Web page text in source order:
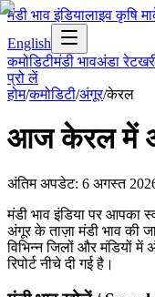
मंडी भाव इंडियालाइव कृषि
English
कमोडिटीमंडी भावअंडा रेट
प्रो लें
होम/कमोडिटी/अंगूर/केरल
आजकेरलमें
अंतिम अपडेट: 6 अगस्त
मंडी भाव इंडिया पर
अंगूर के ताज़ा मंडी भाव की
विभिन्न जिलों और मंडियों
रिपोर्ट नीचे दी गई है।